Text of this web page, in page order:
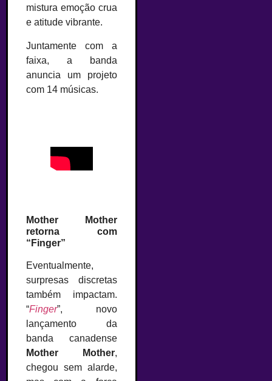
mistura emoção crua
e atitude vibrante.
Juntamente com a
faixa, a banda
anuncia um projeto
com 14 músicas.
Mother Mother
retorna com
“Finger”
Eventualmente,
surpresas discretas
também impactam.
“Finger”, novo
lançamento da
banda canadense
Mother Mother,
chegou sem alarde,